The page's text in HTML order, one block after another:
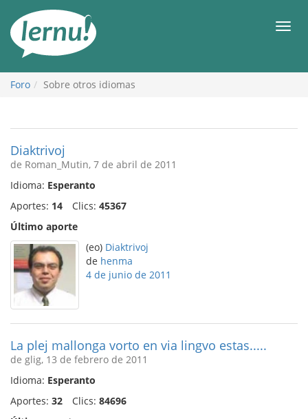
Foro Sobre otros idiomas
Diaktrivoj
de Roman_Mutin, 7 de abril de 2011
Idioma: Esperanto
Aportes: 14 Clics: 45367
Último aporte
(eo) Diaktrivoj
de henma
4 de junio de 2011
La plej mallonga vorto en via lingvo estas.....
de glig, 13 de febrero de 2011
Idioma: Esperanto
Aportes: 32 Clics: 84696